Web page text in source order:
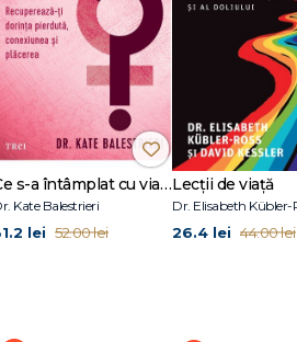
sociale
Ce s-a întâmplat cu viața mea sexuală?
Kate Balestrieri
lei 52.00 lei
Lecții de viață
26.4 lei 44.00 lei